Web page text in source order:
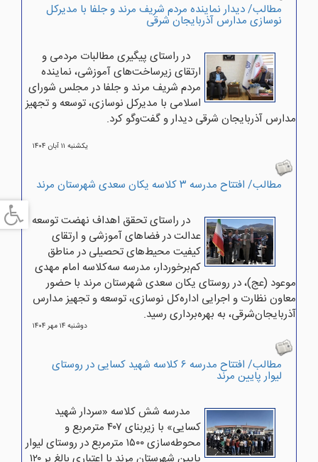
مطالب/ دیدار نماینده مردم شریف مرند و جلفا با مدیرکل
نوسازی مدارس آذربایجان شرقی
در راستای پیگیری مطالبات مردمی و
ارتقای زیرساخت‌های آموزشی، نماینده
مردم شریف مرند و جلفا در مجلس شورای
اسلامی با مدیرکل نوسازی، توسعه و تجهیز
مدارس آذربایجان شرقی دیدار و گفت‌وگو کرد.
يکشنبه ۱۱ آبان ۱۴۰۴
مطالب/ افتتاح مدرسه ۳ کلاسه یکان سعدی شهرستان مرند
در راستای تحقق اهداف نهضت توسعه
عدالت در فضاهای آموزشی و ارتقای
کیفیت محیط‌های تحصیلی در مناطق
کم‌برخوردار، مدرسه سه‌کلاسه امام مهدی
موعود (عج)، در روستای یکان سعدی شهرستان مرند با حضور
معاون نظارت و اجرایی اداره‌کل نوسازی، توسعه و تجهیز مدارس
آذربایجان‌شرقی، به بهره‌برداری رسید.
دوشنبه ۱۴ مهر ۱۴۰۴
مطالب/ افتتاح مدرسه ۶ کلاسه شهید کسایی در روستای
لیوار پایین مرند
مدرسه شش کلاسه «سردار شهید
کسایی» با زیربنای ۴۰۷ مترمربع و
محوطه‌سازی ۱۵۰۰ مترمربع در روستای لیوار